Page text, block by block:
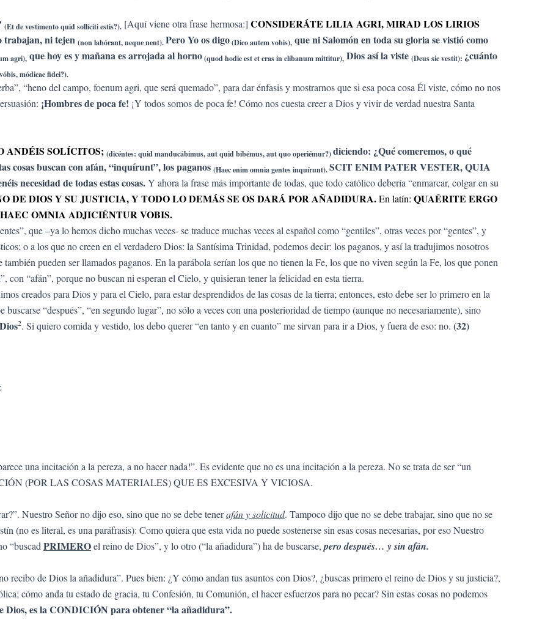
(Et de vestimento quid sollíciti estis?). [Aquí viene otra frase hermosa:] CONSIDERÁTE LILIA AGRI, MIRAD LOS LIRIOS
trabajan, ni tejen (non labórant, neque nent).Pero Yo os digo(Dico autem vobis), que ni Salomón en toda su gloria se vistió como
agri), que hoy es y mañana es arrojada al horno(quod hodie est et cras in clíbanum mittitur), Dios así la viste (Deus sic vestit): ¿cuánto
módicae fidei?).
“heno del campo, foenum agri, que será quemado”, para dar énfasis y mostrarnos que si esa poca cosa Él viste, cómo no nos
¡Hombres de poca fe! ¡Y todos somos de poca fe! Cómo nos cuesta creer a Dios y vivir de verdad nuestra Santa
ANDÉIS SOLÍCITOS; (dicéntes: quid manducábimus, aut quid bibémus, aut quo operiémur?)diciendo: ¿Qué comeremos, o qué
cosas buscan con afán, “inquírunt”, los paganos (Haec enim omnia gentes inquírunt).SCIT ENIM PATER VESTER, QUIA
necesidad de todas estas cosas.Y ahora la frase más importante de todas, que todo católico debería “enmarcar, colgar en su
DE DIOS Y SU JUSTICIA, Y TODO LO DEMÁS SE OS DARÁ POR AÑADIDURA.En latín: QUAÉRITE ERGO
OMNIA ADJICIÉNTUR VOBIS.
que –ya lo hemos dicho muchas veces- se traduce muchas veces al español como “gentiles”, otras veces por “gentes”, y
o a los que no creen en el verdadero Dios: la Santísima Trinidad, podemos decir: los paganos, y así la tradujimos nosotros
pueden ser llamados paganos. En la parábola serían los que no tienen la Fe, los que no viven según la Fe, los que ponen
con “afán”, porque no buscan ni esperan el Cielo, y quisieran tener la felicidad en esta tierra.
creados para Dios y para el Cielo, para estar desprendidos de las cosas de la tierra; entonces, esto debe ser lo primero en la
“después”, “en segundo lugar”, no sólo a veces con una posterioridad de tiempo (aunque no necesariamente), sino
2. Si quiero comida y vestido, los debo querer “en tanto y en cuanto” me sirvan para ir a Dios, y fuera de eso: no. (32)
una incitación a la pereza, a no hacer nada!”. Es evidente que no es una incitación a la pereza. No se trata de ser “un
(POR LAS COSAS MATERIALES) QUE ES EXCESIVA Y VICIOSA.
Nuestro Señor no dijo eso, sino que no se debe tenerafán y solicitud. Tampoco dijo que no se debe trabajar, sino que no se
(no es literal, es una paráfrasis): Como quiera que esta vida no puede sostenerse sin esas cosas necesarias, por eso Nuestro
“buscad PRIMEROel reino de Dios”, y lo otro (“la añadidura”) ha de buscarse, pero después… y sin afán.
recibo de Dios la añadidura”. Pues bien: ¿Y cómo andan tus asuntos con Dios?, ¿buscas primero el reino de Dios y su justicia?,
cómo anda tu estado de gracia, tu Confesión, tu Comunión, el hacer esfuerzos para no pecar? Sin estas cosas no podemos
Dios, es la CONDICIÓN para obtener “la añadidura”.